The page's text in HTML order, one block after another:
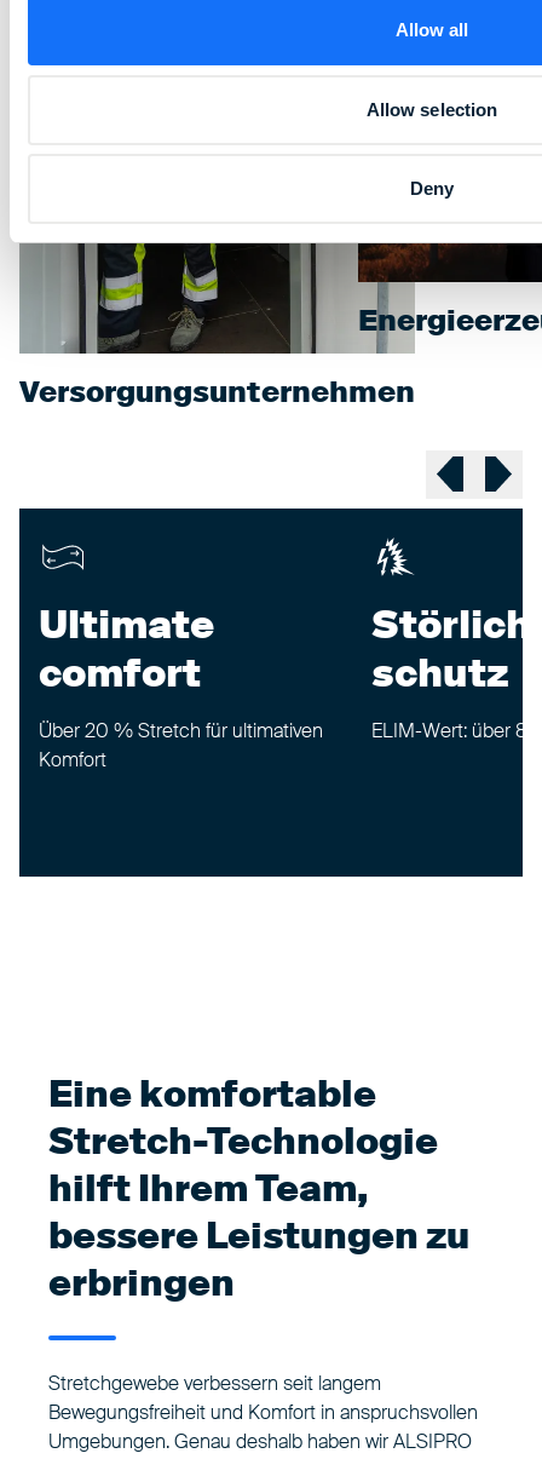
Allow all
Allow selection
Deny
Versorgungsunternehmen
Next
Previous
Ultimate
comfort
Über 20 % Stretch für ultimativen
Komfort
schutz
ELIM-Wert: über 8
Eine komfortable
Stretch-Technologie
hilft Ihrem Team,
bessere Leistungen zu
erbringen
Stretchgewebe verbessern seit langem
Bewegungsfreiheit und Komfort in anspruchsvollen
Umgebungen. Genau deshalb haben wir ALSIPRO